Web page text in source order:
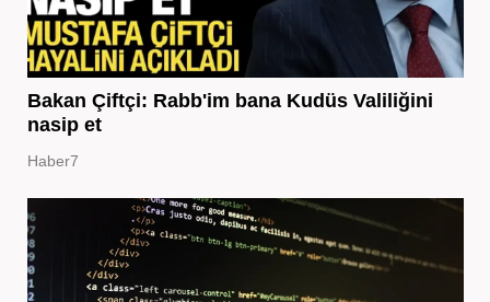
Bakan Çiftçi: Rabb'im bana Kudüs Valiliğini
nasip et
Haber7